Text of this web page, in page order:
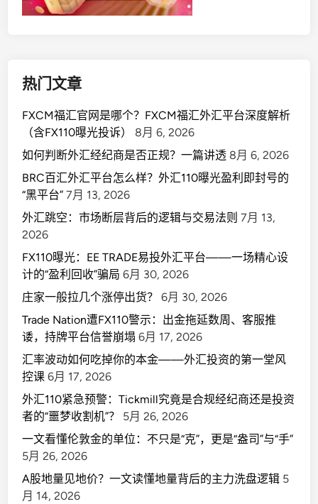
热门文章
FXCM福汇官网是哪个？FXCM福汇外汇平台深度解析
（含FX110曝光投诉）
8月 6, 2026
如何判断外汇经纪商是否正规？一篇讲透 8月 6, 2026
BRC百汇外汇平台怎么样？外汇110曝光盈利即封号的
“黑平台” 7月 13, 2026
外汇跳空：市场断层背后的逻辑与交易法则 7月 13,
2026
FX110曝光：EE TRADE易投外汇平台——一场精心设
计的“盈利回收”骗局 6月 30, 2026
庄家一般拉几个涨停出货？
6月 30, 2026
Trade Nation遭FX110警示：出金拖延数周、客服推
诿，持牌平台信誉崩塌 6月 17, 2026
汇率波动如何吃掉你的本金——外汇投资的第一堂风
控课 6月 17, 2026
外汇110紧急预警：Tickmill究竟是合规经纪商还是投资
者的“噩梦收割机”？
5月 26, 2026
一文看懂伦敦金的单位：不只是“克”，更是“盎司”与“手”
5月 26, 2026
A股地量见地价？一文读懂地量背后的主力洗盘逻辑 5
月 14, 2026